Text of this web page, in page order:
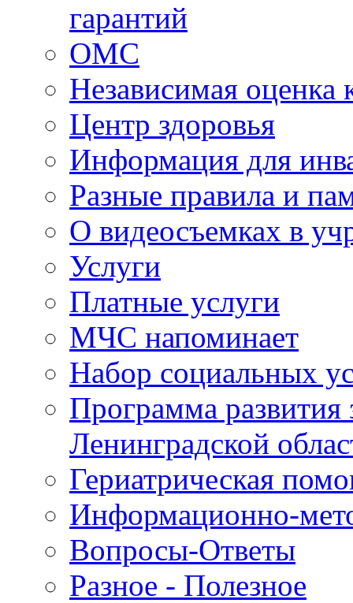
гарантий
ОМС
Независимая оценка
Центр здоровья
Информация для
Разные правила и
О видеосъемках в
Услуги
Платные услуги
МЧС напоминает
Набор социальных
Программа развития
Ленинградской
Гериатрическая
Информационно-
Вопросы-Ответы
Разное - Полезное